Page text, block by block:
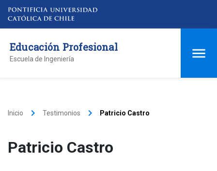
Educación Profesional
Escuela de Ingeniería
Inicio keyboard_arrow_right Testimonios keyboard_arrow_right Patricio Castro
Patricio Castro